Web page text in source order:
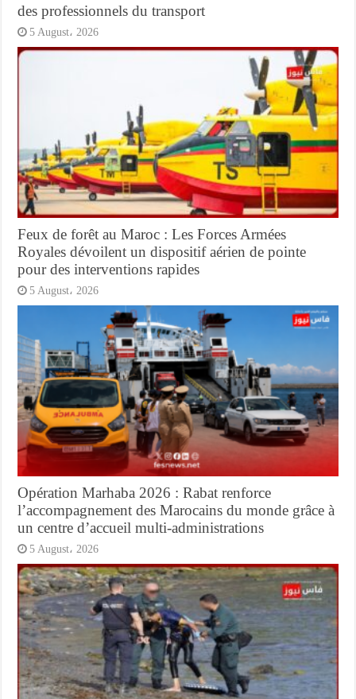
des professionnels du transport
5 August، 2026
Feux de forêt au Maroc : Les Forces Armées
Royales dévoilent un dispositif aérien de pointe
pour des interventions rapides
5 August، 2026
Opération Marhaba 2026 : Rabat renforce
l’accompagnement des Marocains du monde grâce à
un centre d’accueil multi-administrations
5 August، 2026